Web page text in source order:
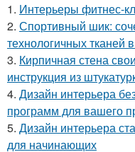
1. Интерьеры фитнес-
2. Спортивный шик:
технологичных тканей
3. Кирпичная стена
инструкция из
4. Дизайн интерьера
программ для вашего
5. Дизайн интерьера
для начинающих